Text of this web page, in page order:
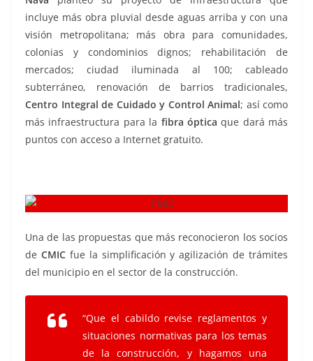
incluye más obra pluvial desde aguas arriba y con una
visión metropolitana; más obra para comunidades,
colonias y condominios dignos; rehabilitación de
mercados; ciudad iluminada al 100; cableado
subterráneo, renovación de barrios tradicionales,
Centro Integral de Cuidado y Control Animal; así como
más infraestructura para la fibra óptica que dará más
puntos con acceso a Internet gratuito.
Una de las propuestas que más reconocieron los socios
de CMICfue la simplificación y agilización de trámites
del municipio en el sector de la construcción.
“Que el cabildo revise reglamentos y
situaciones normativas para los temas
de la construcción, y hagamos una